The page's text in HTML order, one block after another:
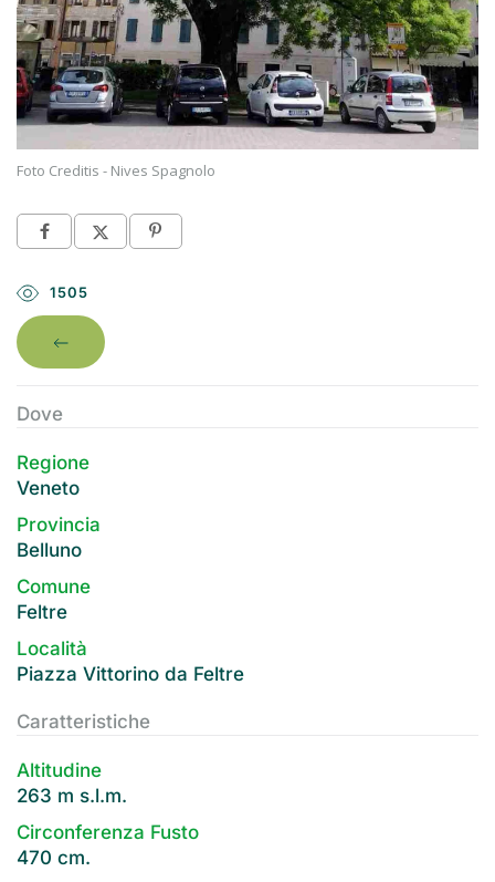
Foto Creditis - Nives Spagnolo
1505
Dove
Regione
Veneto
Provincia
Belluno
Comune
Feltre
Località
Piazza Vittorino da Feltre
Caratteristiche
Altitudine
263 m s.l.m.
Circonferenza Fusto
470 cm.